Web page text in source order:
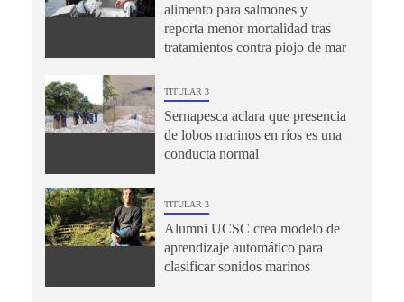
alimento para salmones y
reporta menor mortalidad tras
tratamientos contra piojo de mar
TITULAR 3
Sernapesca aclara que presencia
de lobos marinos en ríos es una
conducta normal
TITULAR 3
Alumni UCSC crea modelo de
aprendizaje automático para
clasificar sonidos marinos